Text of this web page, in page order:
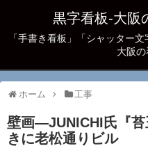
黒字看板‐大阪
「手書き看板」「シャッター
大阪
ホーム 工事
壁画―JUNICHI氏『
きに老松通りビル